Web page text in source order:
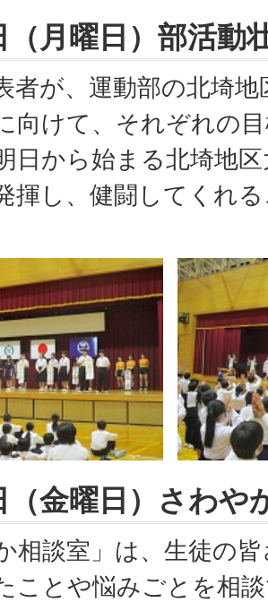
月曜日）部活動
者が、運動部の北埼
向けて、それぞれの
日から始まる北埼地
揮し、健闘してくれ
金曜日）さわや
相談室」は、生徒の
ことや悩みごとを相